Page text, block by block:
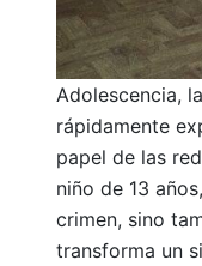
Adolescencia,
rápidamente
papel de las
niño de 13
crimen, sino
transforma un